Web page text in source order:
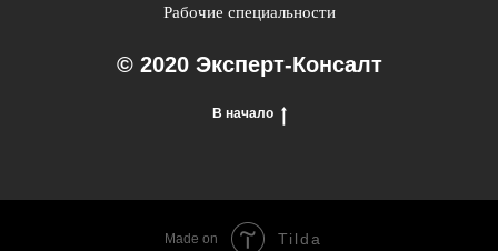
Рабочие специальности
© 2020 Эксперт-Консалт
В начало
Made on Tilda